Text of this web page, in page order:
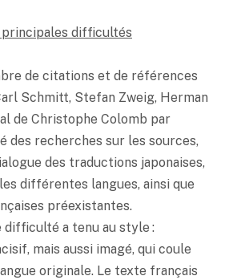
difficultés
de citations et de références
Schmitt, Stefan Zweig, Herman
de Christophe Colomb par
des recherches sur les sources,
des traductions japonaises,
différentes langues, ainsi que
préexistantes.
difficulté a tenu au style :
mais aussi imagé, qui coule
originale. Le texte français